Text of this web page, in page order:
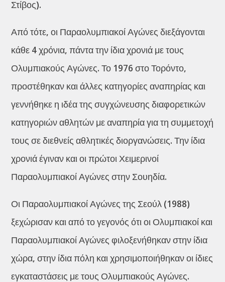
Στίβος).
Από τότε, οι Παραολυμπιακοί Αγώνες διεξάγονται
κάθε 4 χρόνια, πάντα την ίδια χρονιά με τους
Ολυμπιακούς Αγώνες. Το 1976 στο Τορόντο,
προστέθηκαν και άλλες κατηγορίες αναπηρίας και
γεννήθηκε η ιδέα της συγχώνευσης διαφορετικών
κατηγοριών αθλητών με αναπηρία για τη συμμετοχή
τους σε διεθνείς αθλητικές διοργανώσεις. Την ίδια
χρονιά έγιναν και οι πρώτοι Χειμερινοί
Παραολυμπιακοί Αγώνες στην Σουηδία.
Οι Παραολυμπιακοί Αγώνες της Σεούλ (1988)
ξεχώρισαν και από το γεγονός ότι οι Ολυμπιακοί και
Παραολυμπιακοί Αγώνες φιλοξενήθηκαν στην ίδια
χώρα, στην ίδια πόλη και χρησιμοποιήθηκαν οι ίδιες
εγκαταστάσεις με τους Ολυμπιακούς Αγώνες.